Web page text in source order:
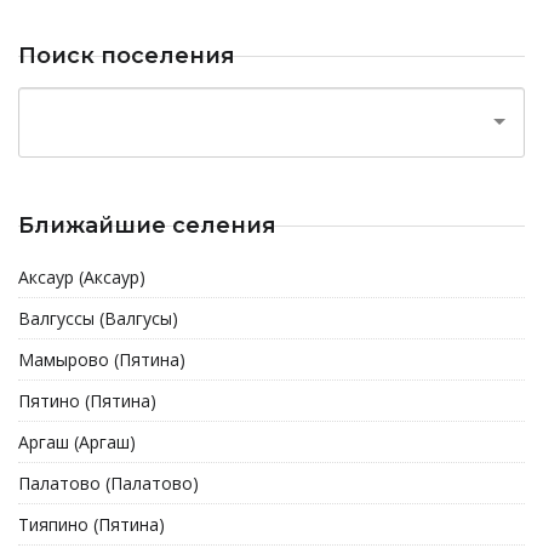
Поиск поселения
Ближайшие селения
Аксаур (Аксаур)
Валгуссы (Валгусы)
Мамырово (Пятина)
Пятино (Пятина)
Аргаш (Аргаш)
Палатово (Палатово)
Тияпино (Пятина)